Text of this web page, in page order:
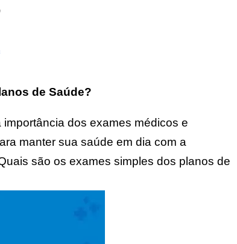
de Saúde?
dos exames médicos e
manter sua saúde em dia com a
são os exames simples dos planos de